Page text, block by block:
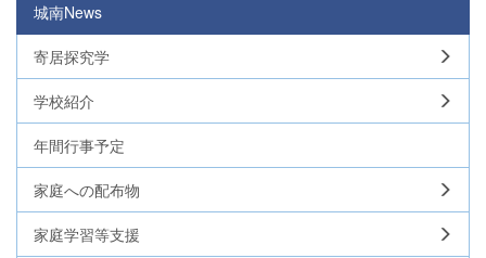
城南News
寄居探究学
学校紹介
年間行事予定
家庭への配布物
家庭学習等支援